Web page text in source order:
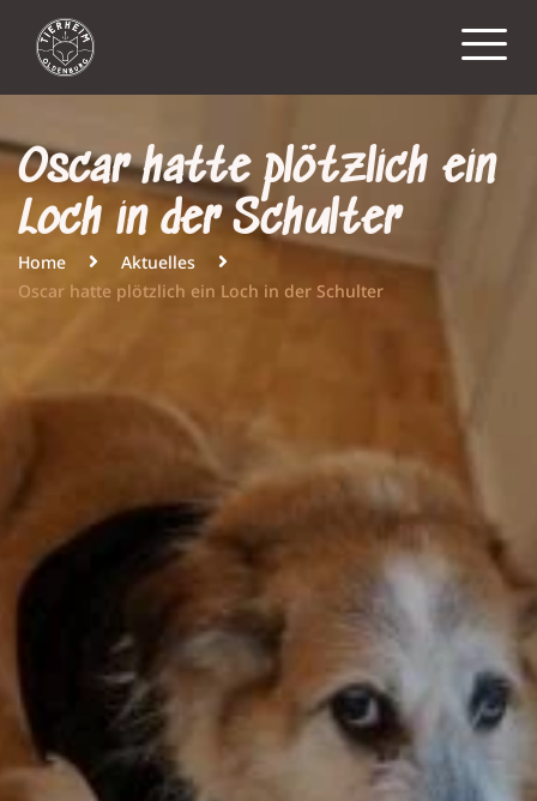
Oscar hatte plötzlich ein
Loch in der Schulter
Home
Aktuelles
Oscar hatte plötzlich ein Loch in der Schulter